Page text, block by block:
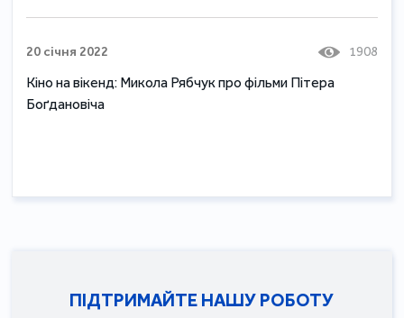
20 січня 2022 1908
Кіно на вікенд: Микола Рябчук про фільми Пітера
Боґдановіча
ПІДТРИМАЙТЕ НАШУ РОБОТУ